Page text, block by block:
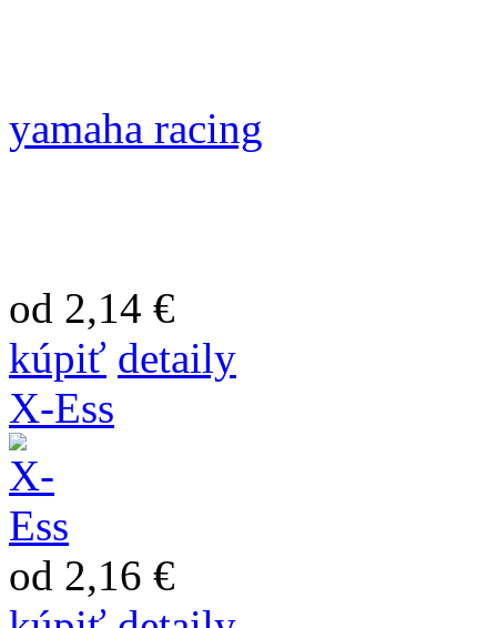
yamaha racing
od 2,14 €
kúpiť detaily
X-Ess
od 2,16 €